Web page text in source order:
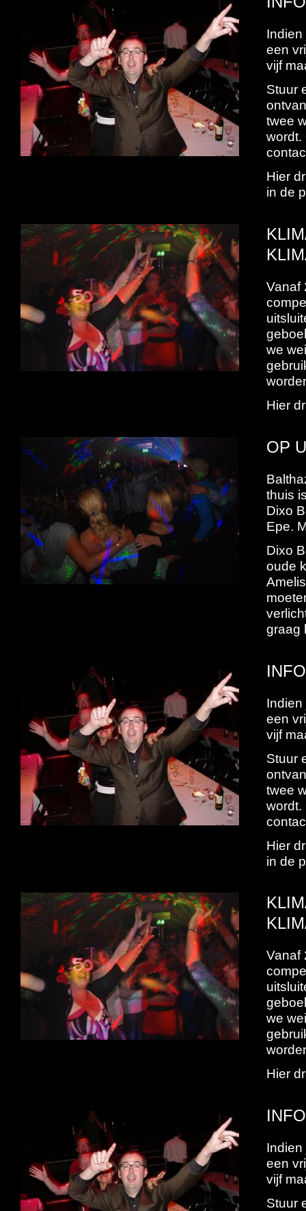
een
vijf
Stuur
twee
wordt.
Hier
in de
Vanaf
we
Hier
OP
thuis
Dixo
Epe.
Dixo
oude
graag
een
vijf
Stuur
twee
wordt.
Hier
in de
Vanaf
we
Hier
een
vijf
Stuur